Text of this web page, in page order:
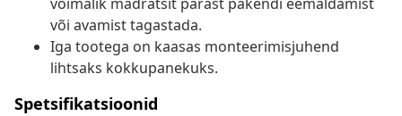
või avamist tagastada.
Iga tootega on kaasas monteerimisjuhend
lihtsaks kokkupanekuks.
Spetsifikatsioonid